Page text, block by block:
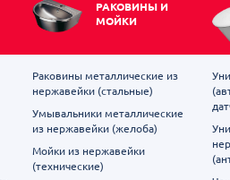
РАКОВИНЫ И
МОЙКИ
Раковины металлические из
нержавейки (стальные)
Умывальники металлические
из нержавейки (желоба)
Мойки из нержавейки
(технические)